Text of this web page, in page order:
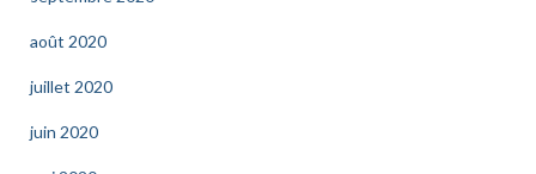
août 2020
juillet 2020
juin 2020